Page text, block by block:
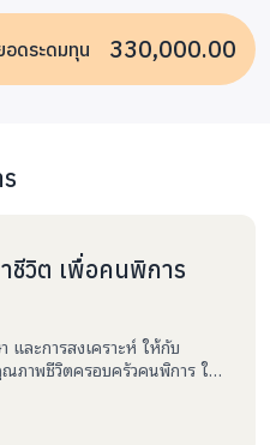
อดระดมทุน 330,000.00
วิต เพื่อคนพิการ
ภาพชีวิตครอบครัวคนพิการ ให้
4. บริการให้ข้อมูล